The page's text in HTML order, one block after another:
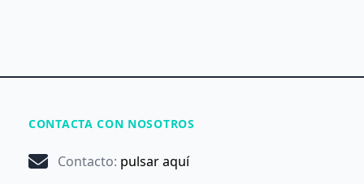
CONTACTA CON NOSOTROS
Contacto: pulsar aquí